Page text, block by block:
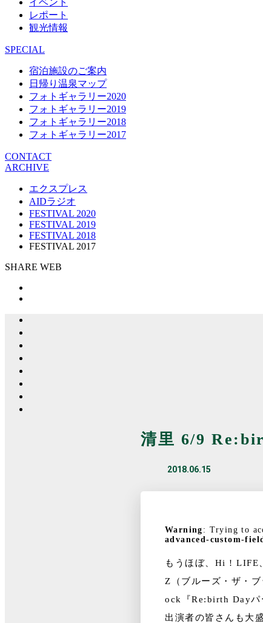
イベント
レポート
観光情報
SPECIAL
宿泊施設のご案内
日帰り温泉マップ
フォトギャラリー2020
フォトギャラリー2019
フォトギャラリー2018
フォトギャラリー2017
CONTACT
ARCHIVE
エクスプレス
AIDラジオ
FESTIVAL 2020
FESTIVAL 2019
FESTIVAL 2018
FESTIVAL 2017
SHARE WEB
清里 6/9
2018.06.15
Warning : Trying to
advanced-custom-
もうほぼ、Hi ! LIFE
Z（ブルーズ・ザ・
ock『Re:birth Dayパ
出演者の皆さんも大